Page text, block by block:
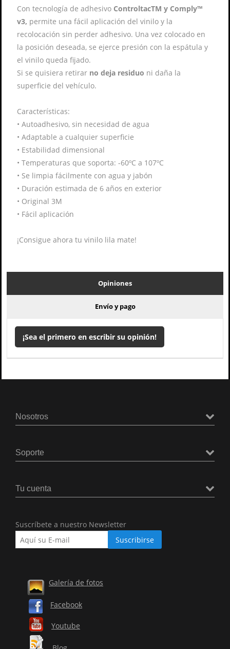
Con tecnología de adhesivo ControltacTM y Comply™
v3, permite una fácil aplicación del vinilo y la
recolocación sin perder adhesivo. Una vez colocado en
la posición deseada, se ejerce presión con la espátula y
el vinilo queda fijado.
Si se quisiera retirar no deja residuo ni daña la
superficie del vehículo.
Características:
• Autoadhesivo, sin necesidad de agua
• Adaptable a cualquier superficie
• Estabilidad dimensional
• Temperaturas que soporta: -60ºC a 107ºC
• Se limpia fácilmente con agua y jabón
• Duración estimada de 6 años en exterior
• Original 3M
• Fácil aplicación
¡Consigue ahora tu vinilo lila mate!
Opiniones
Envío y pago
¡Sea el primero en escribir su opinión!
Nosotros
Soporte
Tu cuenta
Suscríbete a nuestro Newsletter
Galería de fotos
Facebook
Youtube